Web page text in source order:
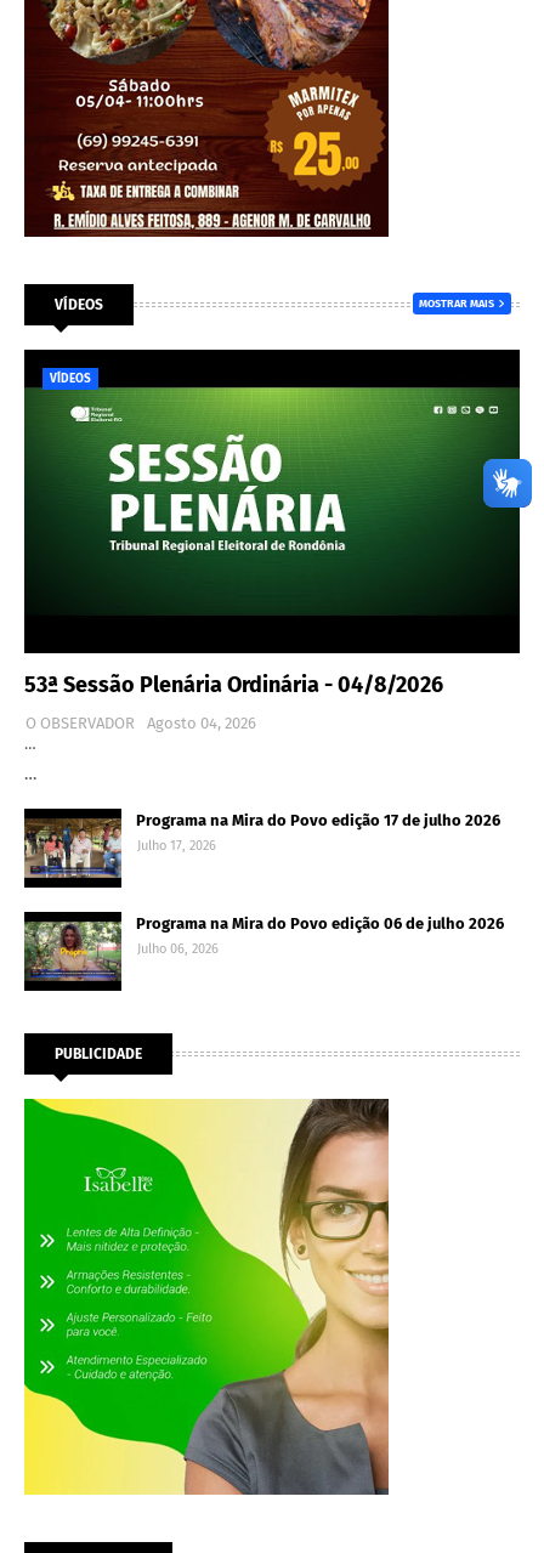
VÍDEOS MOSTRAR MAIS
VÍDEOS
53ª Sessão Plenária Ordinária - 04/8/2026
O OBSERVADOR
Agosto 04, 2026
…
…
Programa na Mira do Povo edição 17 de julho 2026
Julho 17, 2026
Programa na Mira do Povo edição 06 de julho 2026
Julho 06, 2026
PUBLICIDADE